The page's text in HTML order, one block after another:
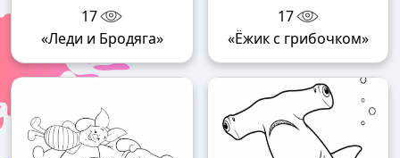
17
«Леди и Бродяга»
17
«Ёжик с грибочком»